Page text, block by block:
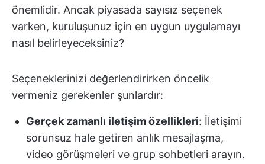
önemlidir. Ancak piyasada sayısız seçenek
varken, kuruluşunuz için en uygun uygulamayı
nasıl belirleyeceksiniz?
Seçeneklerinizi değerlendirirken öncelik
vermeniz gerekenler şunlardır:
Gerçek zamanlı iletişim özellikleri: İletişimi
sorunsuz hale getiren anlık mesajlaşma,
video görüşmeleri ve grup sohbetleri arayın.